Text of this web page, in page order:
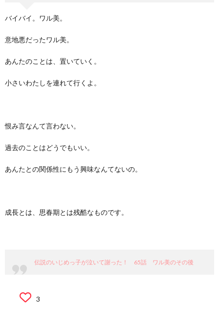
バイバイ。ワル美。
意地悪だったワル美。
あんたのことは、置いていく。
小さいわたしを連れて行くよ。
恨み言なんて言わない。
過去のことはどうでもいい。
あんたとの関係性にもう興味なんてないの。
成長とは、思春期とは残酷なものです。
伝説のいじめっ子が泣いて謝った！ 65話 ワル美のその後
3